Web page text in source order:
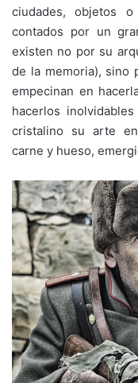
ciudades, objetos
contados por un
existen no por su
de la memoria), sino
empecinan en
hacerlos
cristalino su arte
carne y hueso,